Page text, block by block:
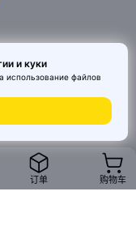
订单 购物车
товаров со всего
защищены.
и куки
использование файлов